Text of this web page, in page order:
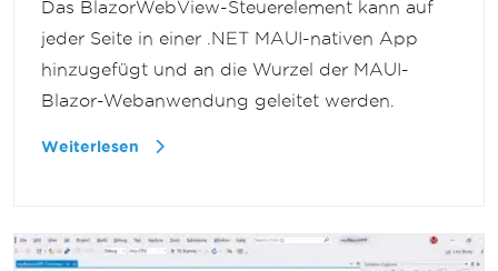
Das BlazorWebView-Steuerelement kann auf
jeder Seite in einer .NET MAUI-nativen App
hinzugefügt und an die Wurzel der MAUI-
Blazor-Webanwendung geleitet werden.
Weiterlesen